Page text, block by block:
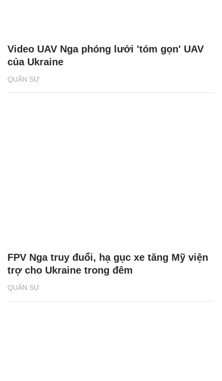
QUÂN SỰ
Video UAV Nga phóng lưới 'tóm gọn' UAV
của Ukraine
QUÂN SỰ
FPV Nga truy đuổi, hạ gục xe tăng Mỹ viện
trợ cho Ukraine trong đêm